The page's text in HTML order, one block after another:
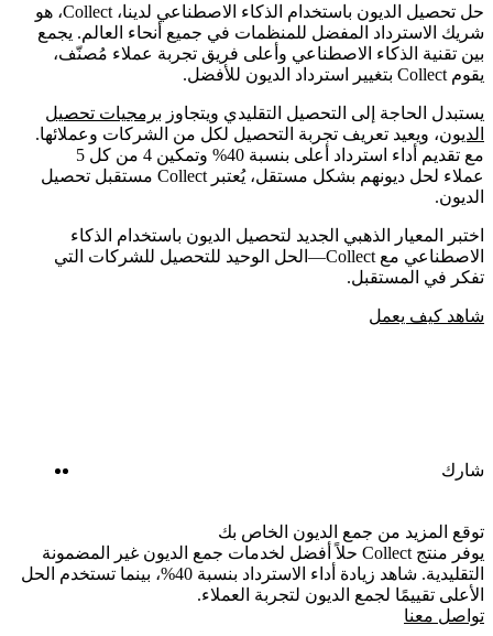
حل تحصيل الديون باستخدام الذكاء الاصطناعي لدينا، Collect، هو
شريك الاسترداد المفضل للمنظمات في جميع أنحاء العالم. يجمع
بين تقنية الذكاء الاصطناعي وأعلى فريق تجربة عملاء مُصنّف،
يقوم Collect بتغيير استرداد الديون للأفضل.
يستبدل الحاجة إلى التحصيل التقليدي ويتجاوز برمجيات تحصيل
الديون، ويعيد تعريف تجربة التحصيل لكل من الشركات وعملائها.
مع تقديم أداء استرداد أعلى بنسبة 40% وتمكين 4 من كل 5
عملاء لحل ديونهم بشكل مستقل، يُعتبر Collect مستقبل تحصيل
الديون.
اختبر المعيار الذهبي الجديد لتحصيل الديون باستخدام الذكاء
الاصطناعي مع Collect—الحل الوحيد للتحصيل للشركات التي
تفكر في المستقبل.
شاهد كيف يعمل
شارك
توقع المزيد من جمع الديون الخاص بك
يوفر منتج Collect حلاً أفضل لخدمات جمع الديون غير المضمونة
التقليدية. شاهد زيادة أداء الاسترداد بنسبة 40%، بينما تستخدم الحل
الأعلى تقييمًا لجمع الديون لتجربة العملاء.
تواصل معنا